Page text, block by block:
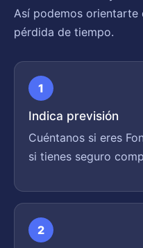
Así podemos
pérdida de tiempo.
1
Indica previsión
Cuéntanos si eres
si tienes seguro
2